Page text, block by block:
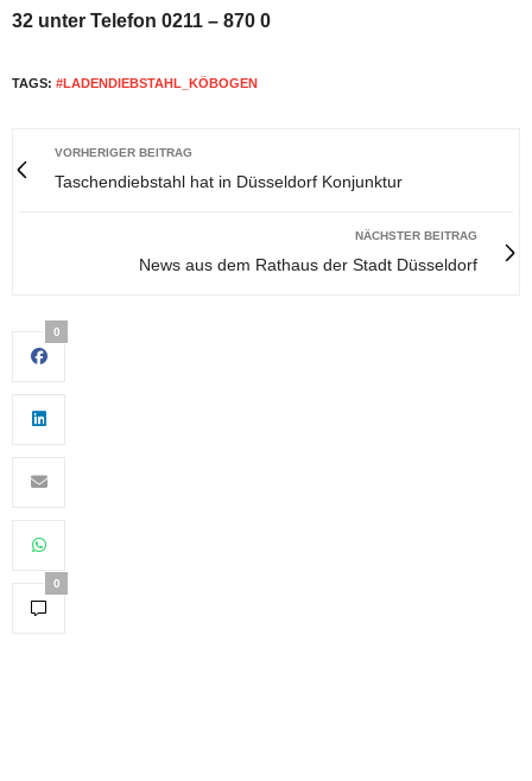
32 unter Telefon 0211 – 870 0
TAGS: #LADENDIEBSTAHL_KÖBOGEN
VORHERIGER BEITRAG
Taschendiebstahl hat in Düsseldorf Konjunktur
NÄCHSTER BEITRAG
News aus dem Rathaus der Stadt Düsseldorf
0
0